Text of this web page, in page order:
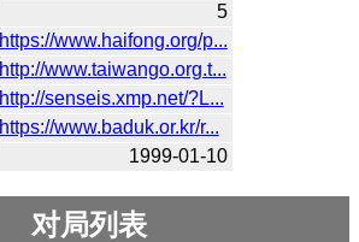
5
https://www.haifong.org/p...
http://www.taiwango.org.t...
http://senseis.xmp.net/?L...
https://www.baduk.or.kr/r...
1999-01-10
对局列表